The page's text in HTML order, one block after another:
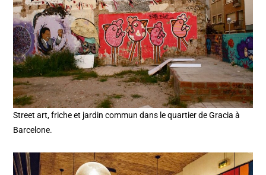
Street art, friche et jardin commun dans le quartier de Gracia à
Barcelone.